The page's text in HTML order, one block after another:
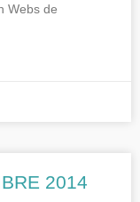
Webs de
2014